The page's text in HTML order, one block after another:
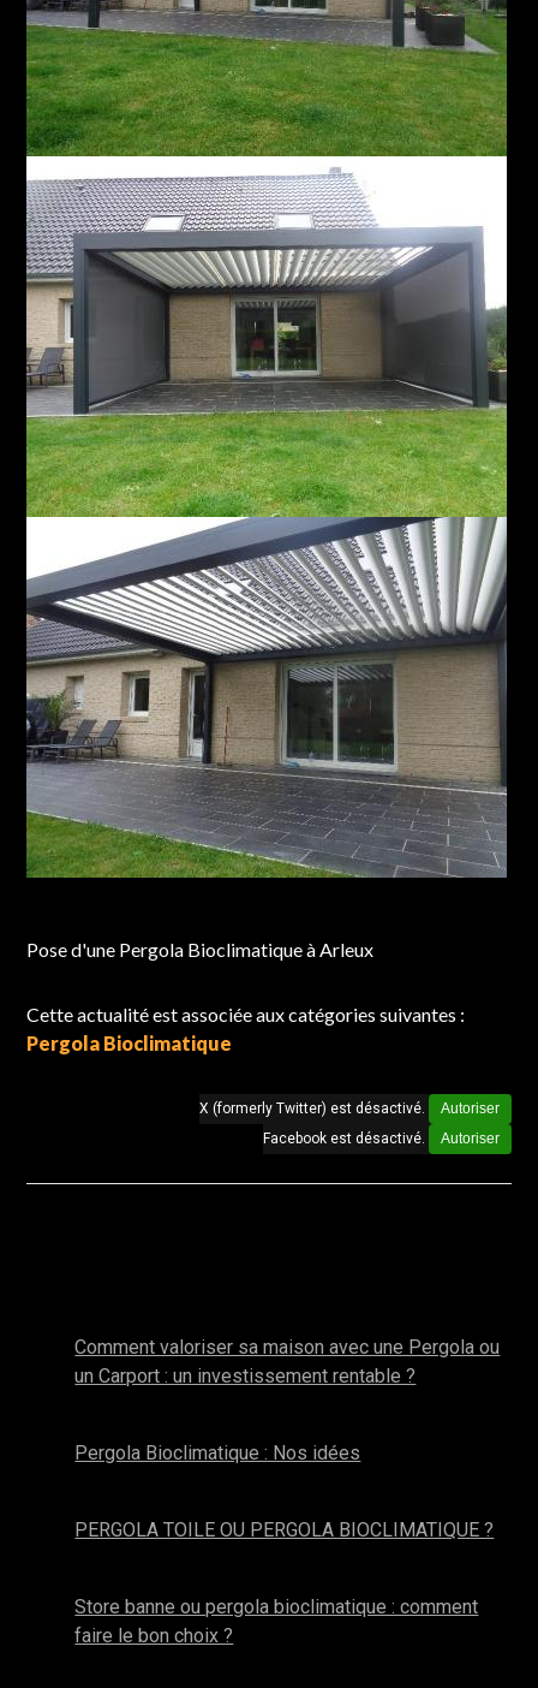
Pose d'une Pergola Bioclimatique à Arleux
Cette actualité est associée aux catégories suivantes :
Pergola Bioclimatique
X (formerly Twitter) est désactivé.
Autoriser
Facebook est désactivé.
Autoriser
Comment valoriser sa maison avec une Pergola ou
un Carport : un investissement rentable ?
Pergola Bioclimatique : Nos idées
PERGOLA TOILE OU PERGOLA BIOCLIMATIQUE ?
Store banne ou pergola bioclimatique : comment
faire le bon choix ?